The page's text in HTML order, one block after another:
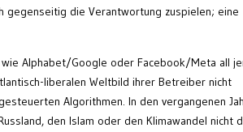
gegenseitig die Verantwortung zuspielen; eine
Alphabet/Google oder Facebook/Meta all
liberalen Weltbild ihrer Betreiber nicht
Algorithmen. In den vergangenen
den Islam oder den Klimawandel nicht